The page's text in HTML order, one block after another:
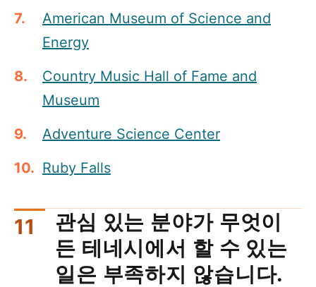
American Museum of Science and
Energy
Country Music Hall of Fame and
Museum
Adventure Science Center
Ruby Falls
관심 있는 분야가 무엇이
든 테네시에서 할 수 있는
일은 부족하지 않습니다.